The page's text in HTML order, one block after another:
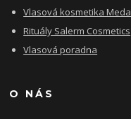
Vlasová kosmetika
Rituály Salerm Cosmetics
Vlasová poradna
O NÁS